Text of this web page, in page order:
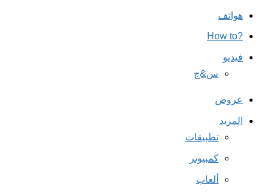
هواتف
?How to
فيديو
س&ج
عروض
المزيد
تطبيقات
كمبيوتر
ألعاب